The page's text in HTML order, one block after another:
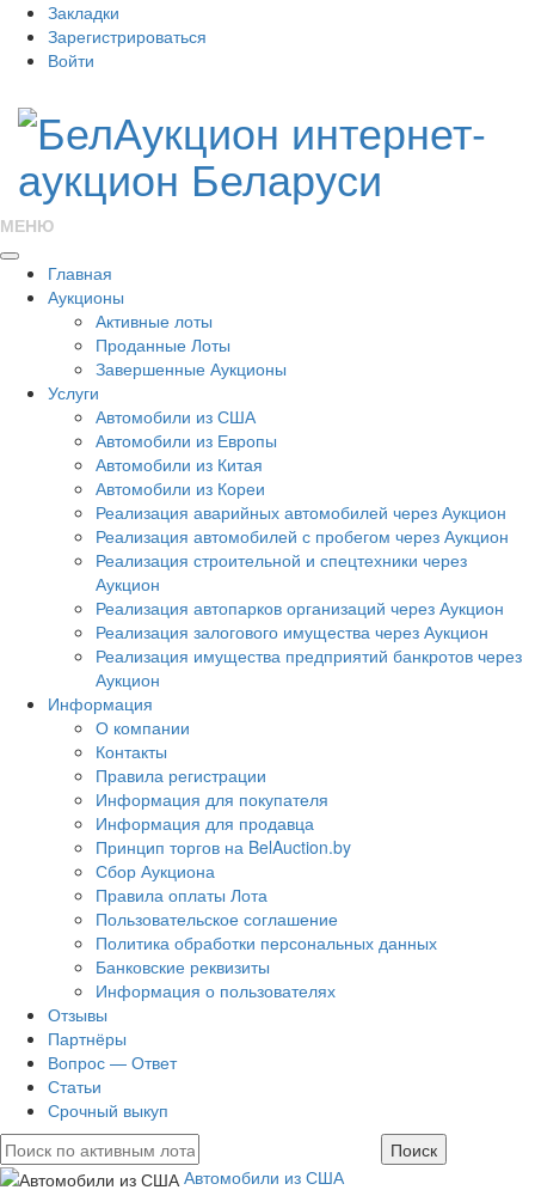
Закладки
Зарегистрироваться
Войти
МЕНЮ
Главная
Аукционы
Активные лоты
Проданные Лоты
Завершенные Аукционы
Услуги
Автомобили из США
Автомобили из Европы
Автомобили из Китая
Автомобили из Кореи
Реализация аварийных автомобилей через Аукцион
Реализация автомобилей с пробегом через Аукцион
Реализация строительной и спецтехники через
Аукцион
Реализация автопарков организаций через Аукцион
Реализация залогового имущества через Аукцион
Реализация имущества предприятий банкротов через
Аукцион
Информация
О компании
Контакты
Правила регистрации
Информация для покупателя
Информация для продавца
Принцип торгов на BelAuction.by
Сбор Аукциона
Правила оплаты Лота
Пользовательское соглашение
Политика обработки персональных данных
Банковские реквизиты
Информация о пользователях
Отзывы
Партнёры
Вопрос — Ответ
Статьи
Срочный выкуп
Автомобили из США